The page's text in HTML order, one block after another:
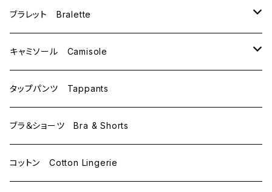
C65
C70
C75
D65
D70
L
M
ブラレット Bralette
M
L
キャミソール Camisole
M
L
タップパンツ Tappants
ブラ＆ショーツ Bra & Shorts
コットン Cotton Lingerie